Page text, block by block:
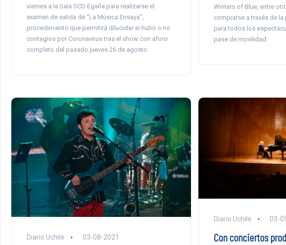
viernes a la Sala SCD Egaña para realizarse el
examen de salida de “La Música Ensaya”,
procedimiento que permitirá dilucidar si hubo o no
contagios por Coronavirus tras el show con aforo
completo del pasado jueves 26 de agosto.
Winters of Blue, entre
comprarse a través de
para todos los
pase de movilidad.
Diario Uchile 03-08-2021
Diario Uchile 03-
Con conciertos